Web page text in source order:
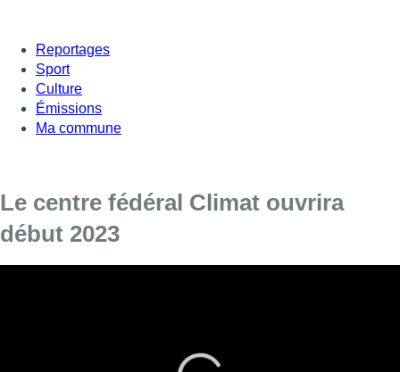
Reportages
Sport
Culture
Émissions
Ma commune
Le centre fédéral Climat ouvrira
début 2023